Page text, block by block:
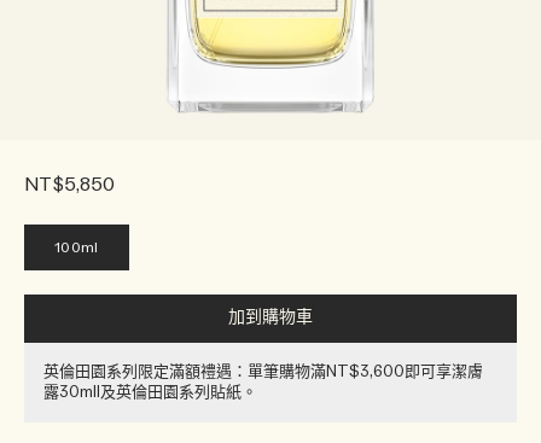
NT$5,850
100ml
加到購物車
英倫田園系列限定滿額禮遇：單筆購物滿NT$3,600即可享潔膚
露30ml​l​​及英倫田園系列貼紙​。